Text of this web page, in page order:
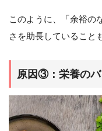
このように、「余裕の
さを助長していること
原因③：栄養のバ